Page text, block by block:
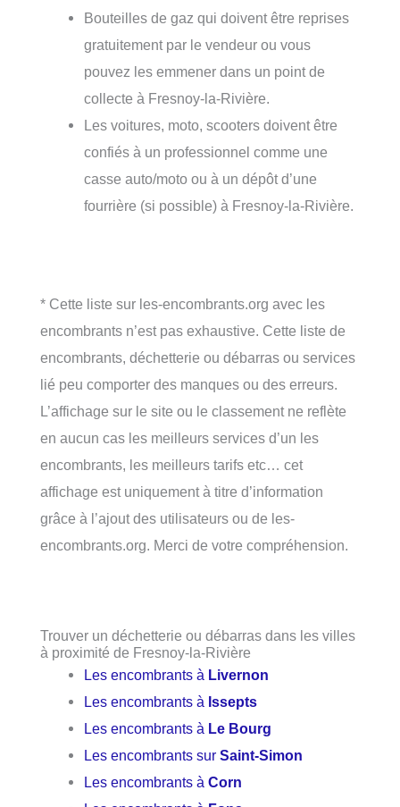
Bouteilles de gaz qui doivent être reprises
gratuitement par le vendeur ou vous
pouvez les emmener dans un point de
collecte à Fresnoy-la-Rivière.
Les voitures, moto, scooters doivent être
confiés à un professionnel comme une
casse auto/moto ou à un dépôt d’une
fourrière (si possible) à Fresnoy-la-Rivière.
* Cette liste sur les-encombrants.org avec les
encombrants n’est pas exhaustive. Cette liste de
encombrants, déchetterie ou débarras ou services
lié peu comporter des manques ou des erreurs.
L’affichage sur le site ou le classement ne reflète
en aucun cas les meilleurs services d’un les
encombrants, les meilleurs tarifs etc… cet
affichage est uniquement à titre d’information
grâce à l’ajout des utilisateurs ou de les-
encombrants.org. Merci de votre compréhension.
Trouver un déchetterie ou débarras dans les villes
à proximité de Fresnoy-la-Rivière
Les encombrants à Livernon
Les encombrants à Issepts
Les encombrants à Le Bourg
Les encombrants surSaint-Simon
Les encombrants àCorn